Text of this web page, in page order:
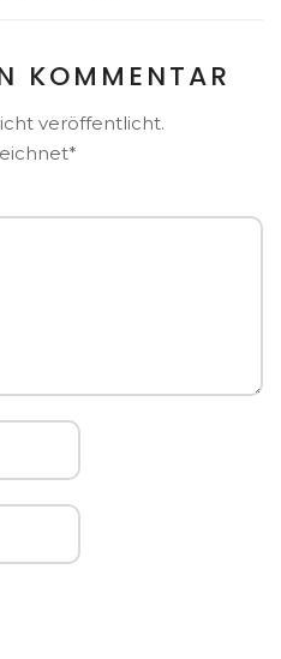
KOMMENTAR
veröffentlicht.